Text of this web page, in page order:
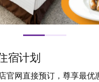
宿计划
官网直接预订，尊享最优